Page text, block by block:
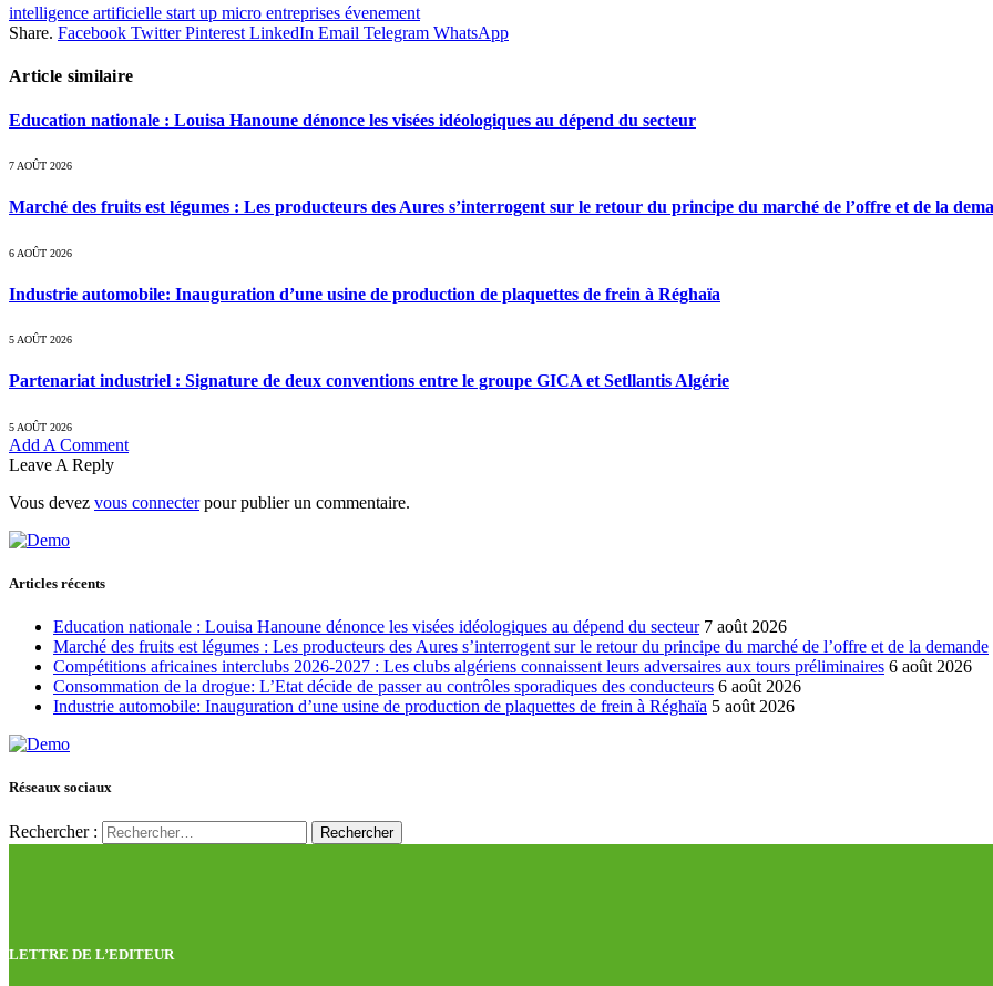
intelligence artificielle start up micro entreprises évenement
Share. Facebook Twitter Pinterest LinkedIn Email Telegram WhatsApp
Article similaire
Education nationale : Louisa Hanoune dénonce les visées idéologiques au dépend du secteur
7 AOÛT 2026
Marché des fruits est légumes : Les producteurs des Aures s’interrogent sur le retour du principe du marché de l’offre et de la
6 AOÛT 2026
Industrie automobile: Inauguration d’une usine de production de plaquettes de frein à Réghaïa
5 AOÛT 2026
Partenariat industriel : Signature de deux conventions entre le groupe GICA et Setllantis Algérie
5 AOÛT 2026
Add A Comment
Leave A Reply
Vous devez vous connecterpour publier un commentaire.
Articles récents
Education nationale : Louisa Hanoune dénonce les visées idéologiques au dépend du secteur 7 août 2026
Marché des fruits est légumes : Les producteurs des Aures s’interrogent sur le retour du principe du marché de l’offre et de la demande
Compétitions africaines interclubs 2026-2027 : Les clubs algériens connaissent leurs adversaires aux tours préliminaires 6 août 2026
Consommation de la drogue: L’Etat décide de passer au contrôles sporadiques des conducteurs 6 août 2026
Industrie automobile: Inauguration d’une usine de production de plaquettes de frein à Réghaïa 5 août 2026
Réseaux sociaux
Rechercher :
LETTRE DE L’EDITEUR